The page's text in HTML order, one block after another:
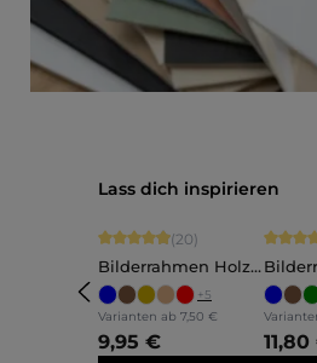
Produktgalerie überspringen
Lass dich inspirieren
Durchschnittliche Bewertung
(20)
Bilderrahmen Holz
Ava
+5
Varianten ab 7,50 €
9,95 €